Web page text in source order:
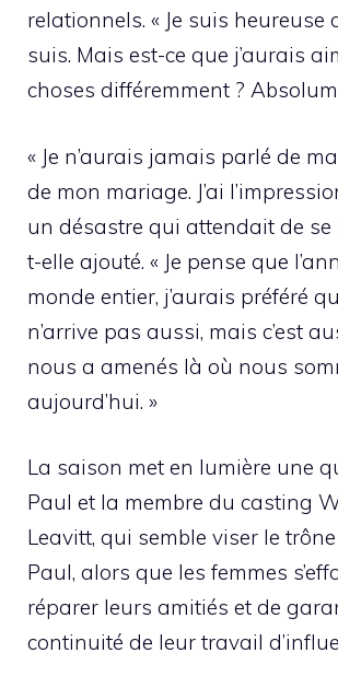
relationnels. « Je suis heureuse
suis. Mais est-ce que j’aurais
choses différemment ?
« Je n’aurais jamais parlé de
de mon mariage. J’ai
un désastre qui attendait de se
t-elle ajouté. « Je pense que
monde entier, j’aurais préféré
n’arrive pas aussi, mais c’est
nous a amenés là où nous
aujourd’hui. »
La saison met en lumière une
Paul et la membre du casting
Leavitt, qui semble viser le
Paul, alors que les femmes
réparer leurs amitiés et de
continuité de leur travail